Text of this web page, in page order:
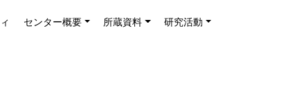
センター概要 所蔵資料 研究活動